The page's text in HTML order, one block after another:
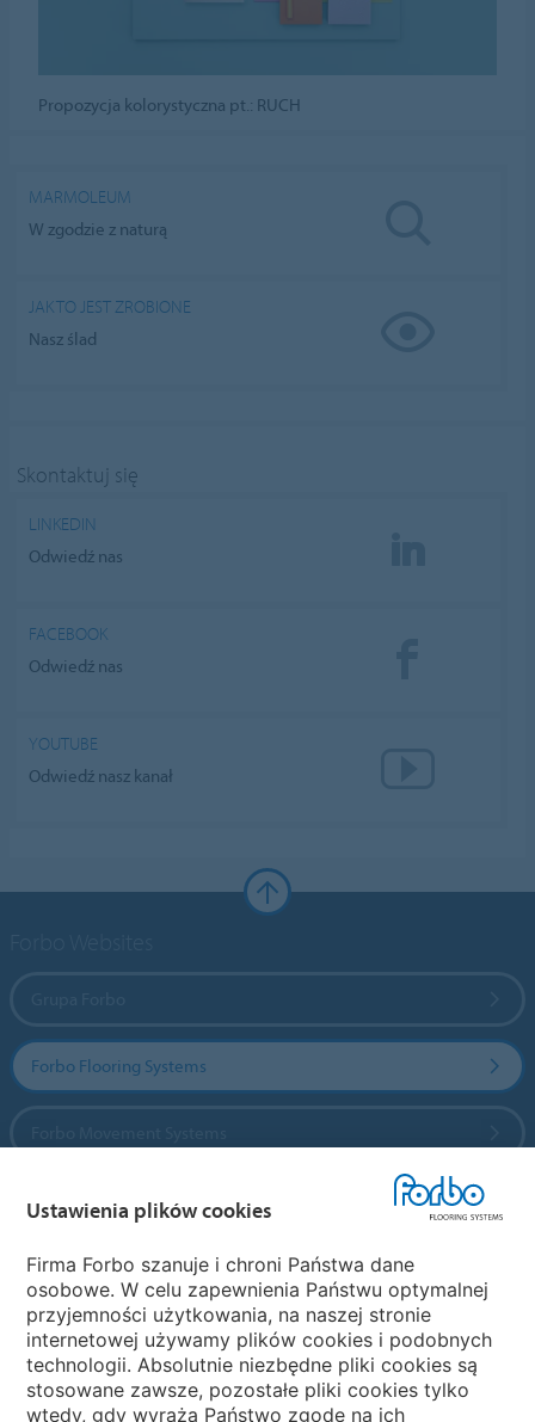
Propozycja kolorystyczna pt.: RUCH
MARMOLEUM
W zgodzie z naturą
JAK TO JEST ZROBIONE
Nasz ślad
Skontaktuj się
LINKEDIN
Odwiedź nas
FACEBOOK
Odwiedź nas
YOUTUBE
Odwiedź nasz kanał
Forbo Flooring Systems
Wybierz kraj
My Forbo
Ustawienia plików cookies
Firma Forbo szanuje i chroni Państwa dane
osobowe. W celu zapewnienia Państwu optymalnej
przyjemności użytkowania, na naszej stronie
internetowej używamy plików cookies i podobnych
technologii. Absolutnie niezbędne pliki cookies są
stosowane zawsze, pozostałe pliki cookies tylko
wtedy, gdy wyrażą Państwo zgodę na ich